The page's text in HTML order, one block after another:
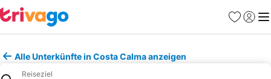
Favoriten
Alle Unterkünfte in Costa Calma anzeigen
Reiseziel